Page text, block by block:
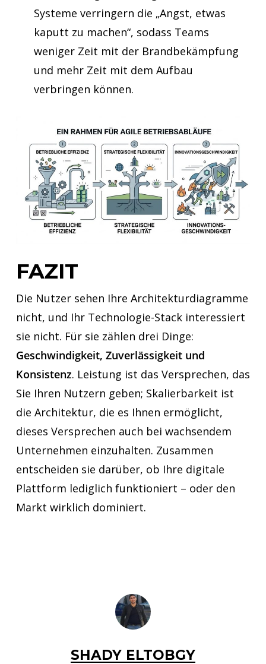
Systeme verringern die „Angst, etwas
kaputt zu machen“, sodass Teams
weniger Zeit mit der Brandbekämpfung
und mehr Zeit mit dem Aufbau
verbringen können.
FAZIT
Die Nutzer sehen Ihre Architekturdiagramme
nicht, und Ihr Technologie-Stack interessiert
sie nicht. Für sie zählen drei Dinge:
Geschwindigkeit, Zuverlässigkeit und
Konsistenz. Leistung ist das Versprechen, das
Sie Ihren Nutzern geben; Skalierbarkeit ist
die Architektur, die es Ihnen ermöglicht,
dieses Versprechen auch bei wachsendem
Unternehmen einzuhalten. Zusammen
entscheiden sie darüber, ob Ihre digitale
Plattform lediglich funktioniert – oder den
Markt wirklich dominiert.
SHADY ELTOBGY